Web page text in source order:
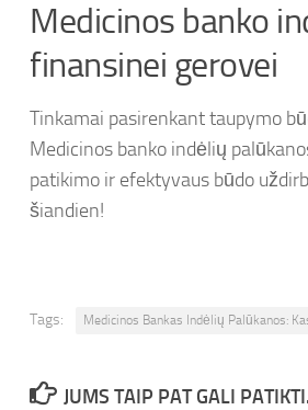
Medicinos banko
finansinei gerovei
Tinkamai pasirenkant taupymo
Medicinos banko indėlių
patikimo ir efektyvaus būdo
šiandien!
Tags: Medicinos Bankas Indėlių Palūkanos:
JUMS TAIP PAT GALI